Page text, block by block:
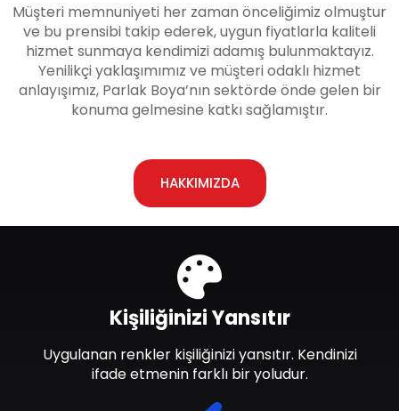
Müşteri memnuniyeti her zaman önceliğimiz olmuştur
ve bu prensibi takip ederek, uygun fiyatlarla kaliteli
hizmet sunmaya kendimizi adamış bulunmaktayız.
Yenilikçi yaklaşımımız ve müşteri odaklı hizmet
anlayışımız, Parlak Boya’nın sektörde önde gelen bir
konuma gelmesine katkı sağlamıştır.
HAKKIMIZDA
Kişiliğinizi Yansıtır
Uygulanan renkler kişiliğinizi yansıtır. Kendinizi
ifade etmenin farklı bir yoludur.